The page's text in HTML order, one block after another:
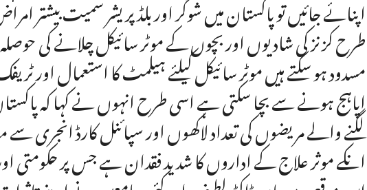
اپنائے جائیں تو پاکستان میں شوگر اور بلڈ پریشر سمیت
طرح کزنز کی شادیوں اور بچوں کے موٹر سائیکل چلانے کی
مسدود ہو سکتے ہیں موٹر سائیکل کیلئے ہیلمٹ کا استعمال اور
اپاہج ہونے سے بچا سکتی ہے اسی طرح انہوں نے کہا کہ
لگنے والے مریضوں کی تعداد لاکھوں اور سپائنل کارڈ انجری سے
انکے موثر علاج کے اداروں کا شدید فقدان ہے جس پر حکومتی